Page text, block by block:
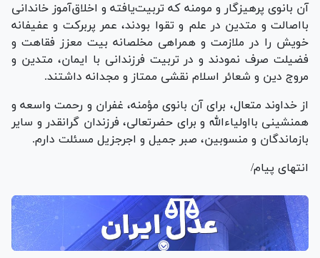
آن بانوی پرهیزگار و مومنه که تربیت‌یافته و اخلاق‌آموز خاندانی
بااصالت و متدین در علم و تقوا بودند، عمر پربرکت و عفیفانه
خویش را در ملازمت و همراهی مخلصانه بیت معزز فقاهت و
فضیلت صرف نمودند و در تربیت فرزندانی با ایمان، متدین و
مروج دین و شعائر اسلام نقشی ممتاز و مجدانه داشتند.
از خداوند متعال، برای آن بانوی مؤمنه، غفران و رحمت واسعه و
همنشینی بااولیاءالله و برای حضرتعالی، فرزندان گرانقدر و سایر
بازماندگان و منسوبین، صبر جمیل و اجرجزیل مسئلت دارم.
انتهای پیام/